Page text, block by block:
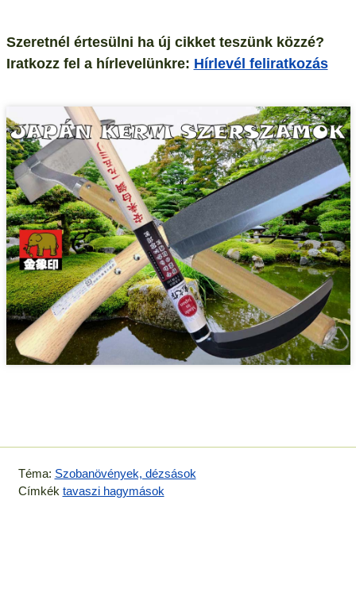
Szeretnél értesülni ha új cikket teszünk közzé?
Iratkozz fel a hírlevelünkre: Hírlevél feliratkozás
Téma: Szobanövények, dézsások
Címkék tavaszi hagymások